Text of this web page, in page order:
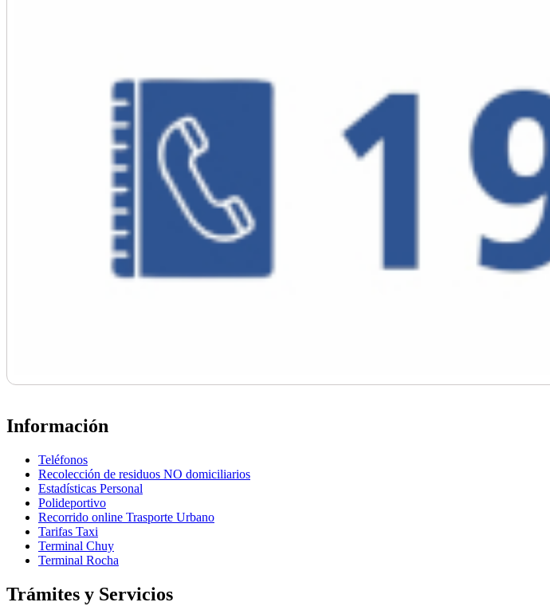
Información
Teléfonos
Recolección de residuos NO domiciliarios
Estadísticas Personal
Polideportivo
Recorrido online Trasporte Urbano
Tarifas Taxi
Terminal Chuy
Terminal Rocha
Trámites y Servicios